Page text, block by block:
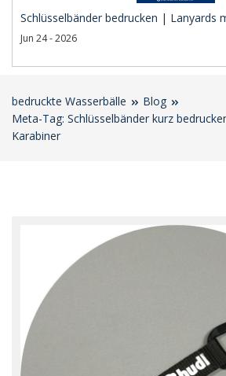
Schlüsselbänder bedrucken | Lanyards
Jun 24 - 2026
bedruckte Wasserbälle
Blog
Meta-Tag: Schlüsselbänder kurz
Karabiner